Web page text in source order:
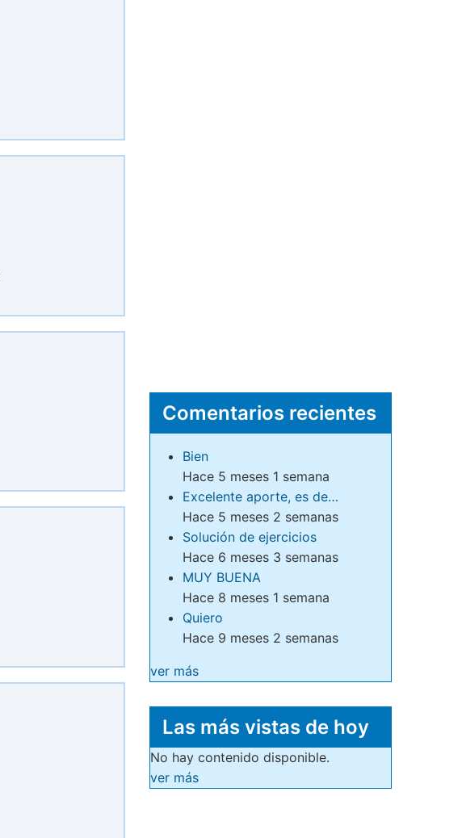
Comentarios recientes
Bien
Hace 5 meses 1 semana
Excelente aporte, es de…
Hace 5 meses 2 semanas
Solución de ejercicios
Hace 6 meses 3 semanas
MUY BUENA
Hace 8 meses 1 semana
Quiero
Hace 9 meses 2 semanas
ver más
Las más vistas de hoy
No hay contenido disponible.
ver más